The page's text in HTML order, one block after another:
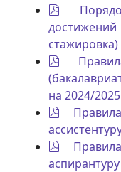
pdf
pdf
на 2024/
pdf
pdf